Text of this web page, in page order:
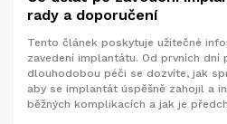
rady a doporučení
Tento článek poskytuje užitečné
zavedení implantátu. Od prvních dní
dlouhodobou péči se dozvíte, jak
aby se implantát úspěšně zahojil a
běžných komplikacích a jak je